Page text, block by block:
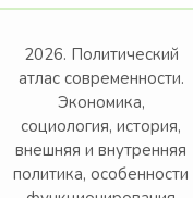
2026. Политический
атлас современности.
Экономика,
социология, история,
внешняя и внутренняя
политика, особенности